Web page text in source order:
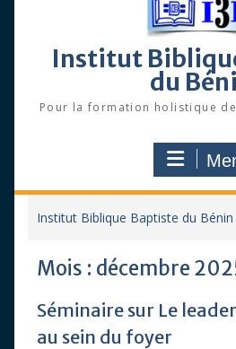
Institut
du
Pour la formation holistique
Institut Biblique Baptiste du Bénin
Mois : décembre
Séminaire sur Le
au sein du foyer